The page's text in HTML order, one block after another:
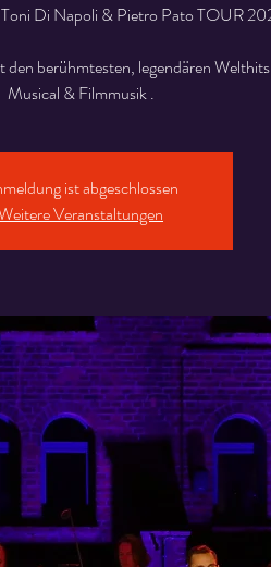
Di Napoli & Pietro Pato TOUR
berühmtesten, legendären
Musical & Filmmusik .
ist abgeschlossen
Veranstaltungen